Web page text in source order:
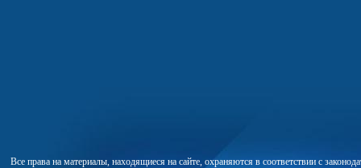
Все права на материалы, находящиеся на сайте, охраняются в соответствии с